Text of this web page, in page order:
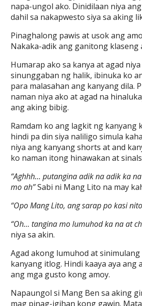
napa-ungol ako. Dinidilaan niya
dahil sa nakapwesto siya sa aking
Pinaghalong pawis at usok ang
Nakaka-adik ang ganitong klaseng
Humarap ako sa kanya at agad
sinunggaban ng halik, ibinuka ko
para malasahan ang kanyang dila.
naman niya ako at agad na
ang aking bibig.
Ramdam ko ang lagkit ng kanyang
hindi pa din siya naliligo simula
niya ang kanyang shorts at and
ko naman itong hinawakan at
“Aghhh… putangina adik na adik ka
mo ah”Sabi ni Mang Lito na may
“Opo Mang Lito, ang sarap po kasi
“Oh… tangina mo lumuhod ka na at
niya sa akin.
Agad akong lumuhod at
kanyang itlog. Hindi kaaya aya ang
ang mga gusto kong amoy.
Napaungol si Mang Ben sa aking
mag pinag-igihan kong gawin.